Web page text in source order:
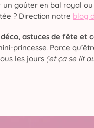
un goûter en bal royal
? Direction notre blog
astuces de fête et
princesse. Parce
les jours (et ça se lit